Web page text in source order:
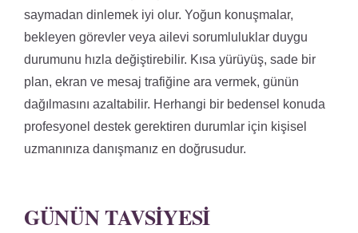
saymadan dinlemek iyi olur. Yoğun konuşmalar,
bekleyen görevler veya ailevi sorumluluklar duygu
durumunu hızla değiştirebilir. Kısa yürüyüş, sade bir
plan, ekran ve mesaj trafiğine ara vermek, günün
dağılmasını azaltabilir. Herhangi bir bedensel konuda
profesyonel destek gerektiren durumlar için kişisel
uzmanınıza danışmanız en doğrusudur.
GÜNÜN TAVSIYESI